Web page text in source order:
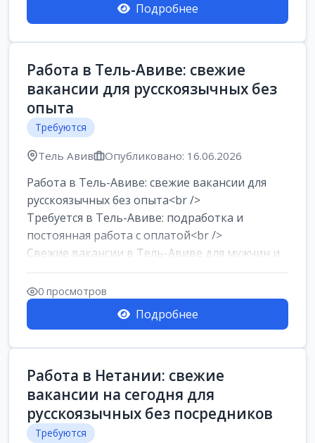
Подробнее
Работа в Тель-Авиве: свежие
вакансии для русскоязычных без
опыта
Требуются
Тель Авив Опубликовано: 16.06.2026
Работа в Тель-Авиве: свежие вакансии для
русскоязычных без опыта<br />
Требуется в Тель-Авиве: подработка и
постоянная работа с оплатой<br />
Свежие вакансии в Тель-Авиве для мужчин и
женщин от хозя...
0 просмотров
Подробнее
Работа в Нетании: свежие
вакансии на сегодня для
русскоязычных без посредников
Требуются